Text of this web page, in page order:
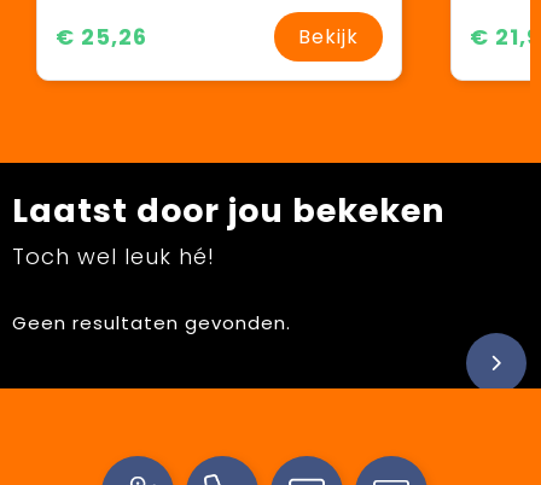
€ 25,26 Bekijk €
Laatst door jou bekeken
Toch wel leuk hé!
Geen resultaten gevonden.